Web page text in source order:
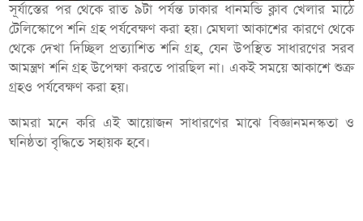
সূর্যাস্তের পর থেকে রাত ৯টা পর্যন্ত ঢাকার ধানমন্ডি ক্লাব খেলার মাঠে
টেলিস্কোপে শনি গ্রহ পর্যবেক্ষণ করা হয়। মেঘলা আকাশের কারণে থেকে
থেকে দেখা দিচ্ছিল প্রত্যাশিত শনি গ্রহ, যেন উপস্থিত সাধারণের সরব
আমন্ত্রণ শনি গ্রহ উপেক্ষা করতে পারছিল না। একই সময়ে আকাশে শুক্র
গ্রহও পর্যবেক্ষণ করা হয়।
আমরা মনে করি এই আয়োজন সাধারণের মাঝে বিজ্ঞানমনস্কতা ও
ঘনিষ্ঠতা বৃদ্ধিতে সহায়ক হবে।